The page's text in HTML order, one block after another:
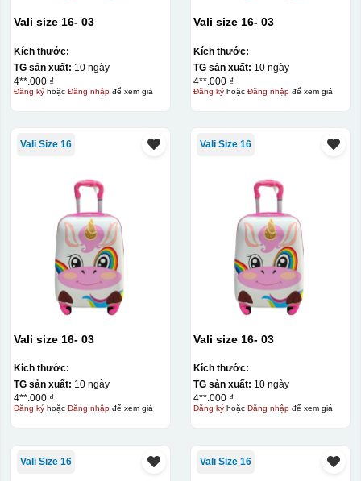
Vali size 16- 03
Kích thước:
TG sản xuất: 10 ngày
4**.000 ₫
Đăng kýhoặc Đăng nhậpđể xem giá
Vali size 16- 03
Kích thước:
TG sản xuất: 10 ngày
4**.000 ₫
Đăng kýhoặc Đăng nhậpđể xem giá
Vali Size 16
Vali size 16- 03
Kích thước:
TG sản xuất: 10 ngày
4**.000 ₫
Đăng kýhoặc Đăng nhậpđể xem giá
Vali Size 16
Vali size 16- 03
Kích thước:
TG sản xuất: 10 ngày
4**.000 ₫
Đăng kýhoặc Đăng nhậpđể xem giá
Vali Size 16 Vali Size 16